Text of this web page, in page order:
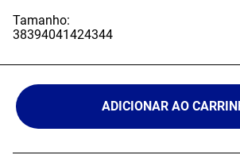
Tamanho:
38394041424344
ADICIONAR AO